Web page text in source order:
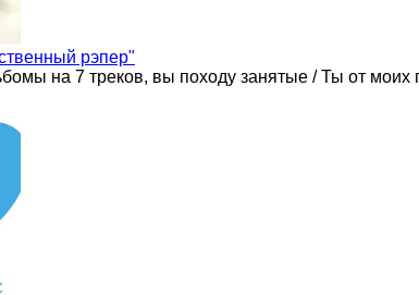
рэпер"
на 7 треков, вы походу занятые / Ты от